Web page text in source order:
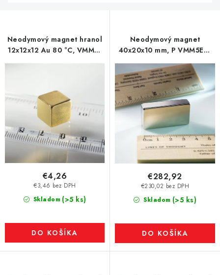
Neodymový magnet hranol
12x12x12 Au 80 °C, VMM9-
Skladom (>5 ks)
€3,46 bez DPH
€4,26
DO KOŠÍKA
Neodymový magnet
40x20x10 mm, P VMM5EH-
200 °C
Skladom (>5 ks)
€230,02 bez DPH
€282,92
DO KOŠÍKA